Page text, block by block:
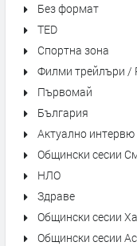
Без формат
TED
Спортна зона
Филми трейлъри /
Първомай
България
Актуално интервю
Общински сесии
НЛО
Здраве
Общински сесии
Общински сесии